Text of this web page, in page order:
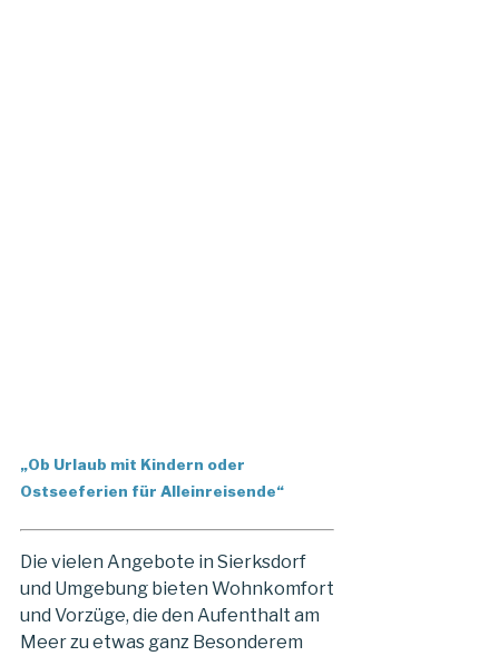
„Ob Urlaub mit Kindern oder
Ostseeferien für Alleinreisende“
Die vielen Angebote in Sierksdorf
und Umgebung bieten Wohnkomfort
und Vorzüge, die den Aufenthalt am
Meer zu etwas ganz Besonderem